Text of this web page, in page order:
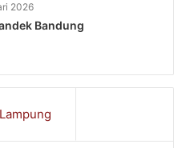
2026
Bandung